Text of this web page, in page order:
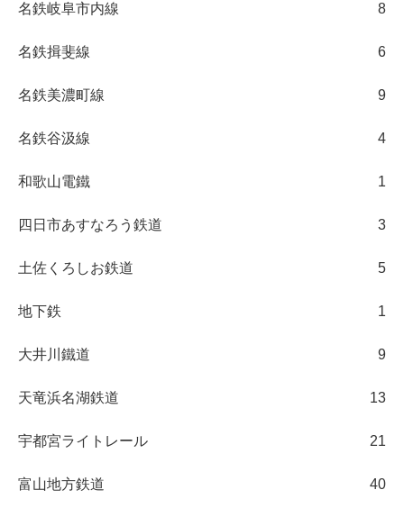
名鉄岐阜市内線 8
名鉄揖斐線 6
名鉄美濃町線 9
名鉄谷汲線 4
和歌山電鐵 1
四日市あすなろう鉄道 3
土佐くろしお鉄道 5
地下鉄 1
大井川鐵道 9
天竜浜名湖鉄道 13
宇都宮ライトレール 21
富山地方鉄道 40